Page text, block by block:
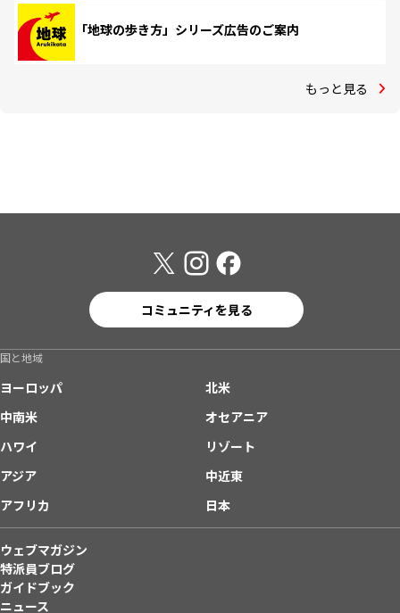
「地球の歩き方」シリーズ広告のご案内
もっと見る
コミュニティを見る
国と地域
ヨーロッパ
北米
中南米
オセアニア
ハワイ
リゾート
アジア
中近東
アフリカ
日本
ウェブマガジン
特派員ブログ
ガイドブック
ニュース